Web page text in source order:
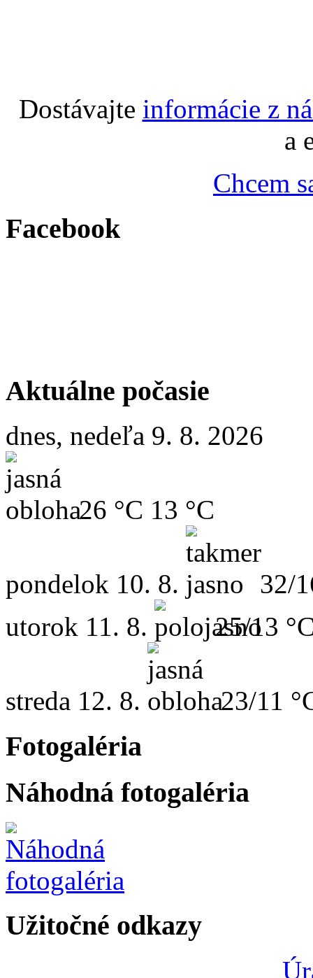
Dostávajte informácie z
a
Chcem
Facebook
Aktuálne počasie
dnes, nedeľa 9. 8. 2026
26 °C 13 °C
pondelok 10. 8.
32/
utorok 11. 8. 25/13
streda 12. 8. 23/11
Fotogaléria
Náhodná fotogaléria
Užitočné odkazy